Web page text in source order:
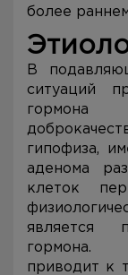
более
В
ситуаций
гипофиза,
аденома
клеток
является
гормона.
приводит к